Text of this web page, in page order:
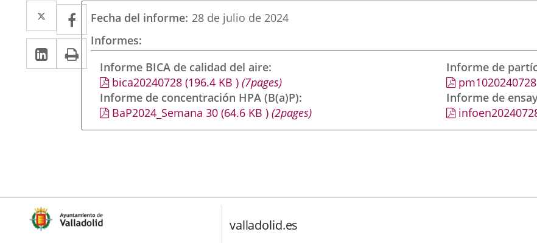
Twitter
Enlace
a
una
aplicación
externa.
Facebook
Enlace
a
una
aplicación
externa.
LinkedIn
Enlace
a
aplicación
externa.
Imprimir
Fecha del informe 28 de julio de 2024
Informes
Informe BICA de calidad del aire
bica20240728(196.4 KB )(7pages)
Informe de concentración HPA (B(a)P)
BaP2024_Semana 30(64.6 KB )(2pages)
Informe de
pm1020240728
Informe de
valladolid.es